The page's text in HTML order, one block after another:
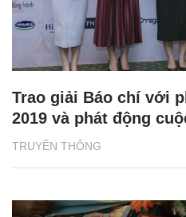
TRUYỀN THÔNG
Trao giải Báo chí với
2019 và phát động